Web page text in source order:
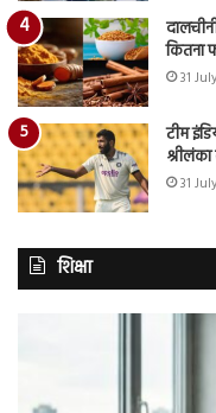
कितना
31
टीम
31
शिक्षा